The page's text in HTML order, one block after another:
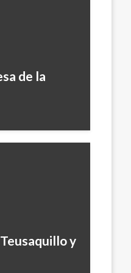
de la
y